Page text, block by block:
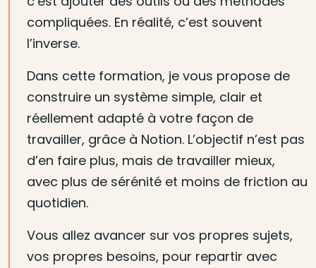
compliquées. En réalité, c’est souvent
l’inverse.
Dans cette formation, je vous propose de
construire un système simple, clair et
réellement adapté à votre façon de
travailler, grâce à Notion. L’objectif n’est pas
d’en faire plus, mais de travailler mieux,
avec plus de sérénité et moins de friction au
quotidien.
Vous allez avancer sur vos propres sujets,
vos propres besoins, pour repartir avec